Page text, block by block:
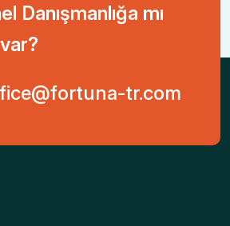
Danışmanlığa mı
tr.com